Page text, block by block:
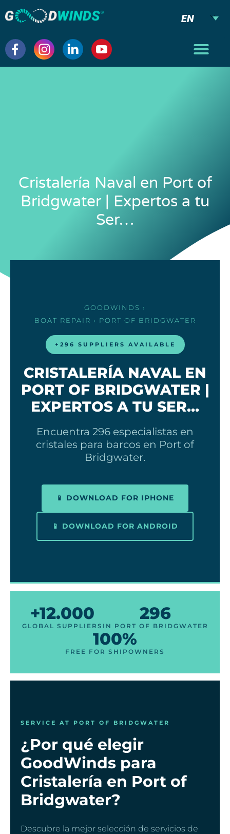
EN
Cristalería Naval en Port of
Bridgwater | Expertos a tu
Ser…
GOODWINDS ›
BOAT REPAIR › PORT OF BRIDGWATER
+296 SUPPLIERS AVAILABLE
CRISTALERÍA NAVAL EN
PORT OF BRIDGWATER |
EXPERTOS A TU SER…
Encuentra 296 especialistas en
cristales para barcos en Port of
Bridgwater.
📱 DOWNLOAD FOR IPHONE
📱 DOWNLOAD FOR ANDROID
+12.000
GLOBAL SUPPLIERS
296
IN PORT OF BRIDGWATER
100%
FREE FOR SHIPOWNERS
SERVICE AT PORT OF BRIDGWATER
¿Por qué elegir
GoodWinds para
Cristalería en Port of
Bridgwater?
Descubre la mejor selección de servicios de